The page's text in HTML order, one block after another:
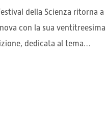
della Scienza ritorna a
con la sua ventitreesima
dedicata al tema…